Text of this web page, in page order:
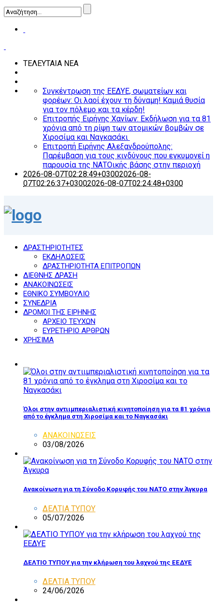
ΤΕΛΕΥΤΑΙΑ ΝΕΑ
Συγκέντρωση της ΕΕΔΥΕ, σωματείων και
φορέων: Οι λαοί έχουν τη δύναμη! Καμιά θυσία
για τον πόλεμο και τα κέρδη!
Επιτροπής Ειρήνης Χανίων: Εκδήλωση για τα 81
χρόνια από τη ρίψη των ατομικών βομβών σε
Χιροσίμα και Ναγκασάκι
Επιτροπή Ειρήνης Αλεξανδρούπολης:
Παρέμβαση για τους κινδύνους που εγκυμονεί η
παρουσία της ΝΑΤΟικής βάσης στην περιοχή
2026-08-07T02:28:49+03002026-08-
07T02:26:37+03002026-08-07T02:24:48+0300
ΔΡΑΣΤΗΡΙΟΤΗΤΕΣ
ΕΚΔΗΛΩΣΕΙΣ
ΔΡΑΣΤΗΡΙΟΤΗΤΑ ΕΠΙΤΡΟΠΩΝ
ΔΙΕΘΝΗΣ ΔΡΑΣΗ
ΑΝΑΚΟΙΝΩΣΕΙΣ
ΕΘΝΙΚΟ ΣΥΜΒΟΥΛΙΟ
ΣΥΝΕΔΡΙΑ
ΔΡΟΜΟΙ ΤΗΣ ΕΙΡΗΝΗΣ
ΑΡΧΕΙΟ ΤΕΥΧΩΝ
ΕΥΡΕΤΗΡΙΟ ΑΡΘΡΩΝ
ΧΡΗΣΙΜΑ
Όλοι στην αντιιμπεριαλιστική κινητοποίηση για τα 81 χρόνια
από το έγκλημα στη Χιροσίμα και το Ναγκασάκι
ΑΝΑΚΟΙΝΩΣΕΙΣ
03/08/2026
Ανακοίνωση για τη Σύνοδο Κορυφής του ΝΑΤΟ στην Άγκυρα
ΔΕΛΤΙΑ ΤΥΠΟΥ
05/07/2026
ΔΕΛΤΙΟ ΤΥΠΟΥ για την κλήρωση του λαχνού της ΕΕΔΥΕ
ΔΕΛΤΙΑ ΤΥΠΟΥ
24/06/2026